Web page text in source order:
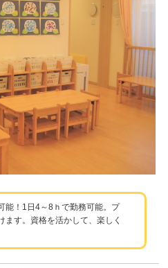
能！1日4～8ｈで勤務可能。プ
ます。資格を活かして、楽しく